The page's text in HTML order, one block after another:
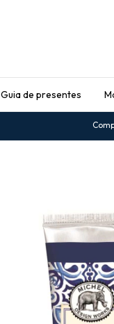
Guia de presentes